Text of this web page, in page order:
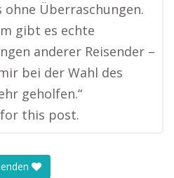
ohne Überraschungen.
gibt es echte
anderer Reisender –
bei der Wahl des
geholfen.“
this post.